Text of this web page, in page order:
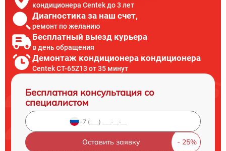
кондиционера Centek до 3 лет
Диагностика за наш счет,
ремонт по желанию
Бесплатный выезд курьера
в день обращения
Демонтаж кондиционера кондиционера
Centek CT-65Z13 от 35 минут
Бесплатная консультация со
специалистом
Оставить заявку